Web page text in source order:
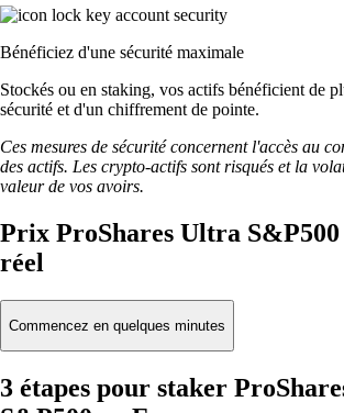
Bénéficiez d'une sécurité maximale
Stockés ou en staking, vos actifs bénéficient de
sécurité et d'un chiffrement de pointe.
Ces mesures de sécurité concernent l'accès au
des actifs. Les crypto-actifs sont risqués et la
valeur de vos avoirs.
Prix ProShares Ultra S&P500
réel
Commencez en quelques minutes
3 étapes pour staker